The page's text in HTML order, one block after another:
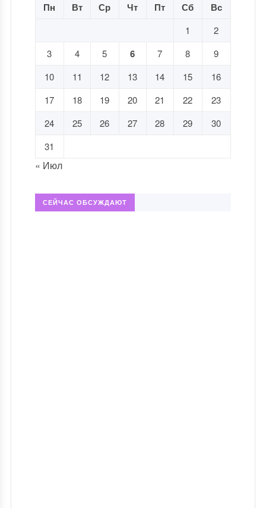
Пн Вт Ср Чт Пт Сб Вс
1
2
3
4 5 6 7 8
9
10
11 12 13 14 15
16
17
18 19 20 21 22
23
24
25 26 27 28 29
30
31
« Июл
СЕЙЧАС ОБСУЖДАЮТ